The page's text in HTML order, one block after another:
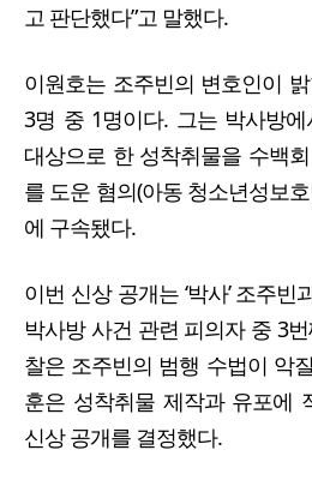
고 판단했다”고 말했다.
이원호는 조주빈의 변호인이
3명 중 1명이다. 그는 박사방
대상으로 한 성착취물을 수백
를 도운 혐의(아동 청소년성보
에 구속됐다.
이번 신상 공개는 ‘박사’ 조주빈
박사방 사건 관련 피의자 중 3
찰은 조주빈의 범행 수법이 악
훈은 성착취물 제작과 유포에
신상 공개를 결정했다.